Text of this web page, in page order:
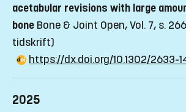
acetabular revisions with large
bone Bone & Joint Open, Vol. 7, s.
tidskrift)
https://dx.doi.org/10.1302/2633-
2025